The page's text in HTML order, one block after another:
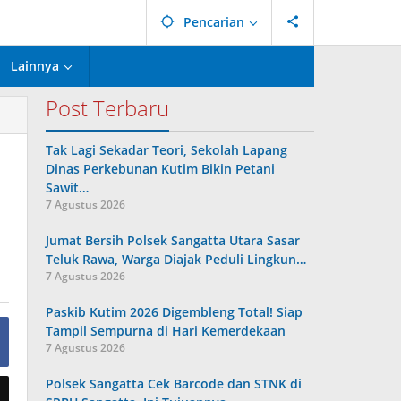
Pencarian
Lainnya
Post Terbaru
Tak Lagi Sekadar Teori, Sekolah Lapang
Dinas Perkebunan Kutim Bikin Petani
Sawit…
7 Agustus 2026
Jumat Bersih Polsek Sangatta Utara Sasar
Teluk Rawa, Warga Diajak Peduli Lingkun…
7 Agustus 2026
Paskib Kutim 2026 Digembleng Total! Siap
Tampil Sempurna di Hari Kemerdekaan
7 Agustus 2026
Polsek Sangatta Cek Barcode dan STNK di